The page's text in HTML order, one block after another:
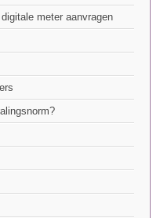
meter aanvragen